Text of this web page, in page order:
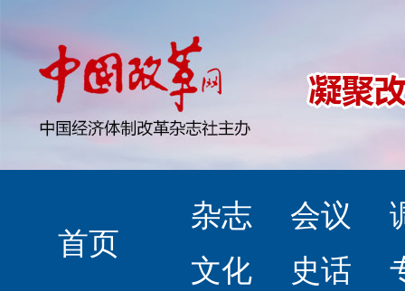
首页
杂志 会议
文化
史话